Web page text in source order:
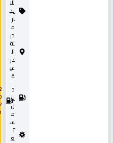
للا
يج
ار
م
دي
نة
ال
در
عي
ة
د
يز
ل
م
س
ت
ع
2
0
2
1